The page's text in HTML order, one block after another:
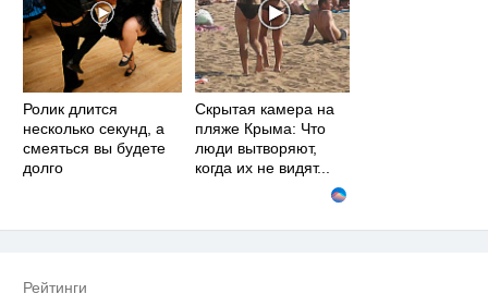
Ролик длится
несколько секунд, а
смеяться вы будете
долго
Скрытая камера на
пляже Крыма: Что
люди вытворяют,
когда их не видят...
Рейтинги